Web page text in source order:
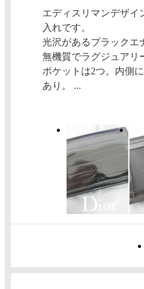
エディスリマンデザイ
入れです。
光沢があるブラックエ
無機質でラグジュアリ
ポケットは2つ。内側
あり。 ...